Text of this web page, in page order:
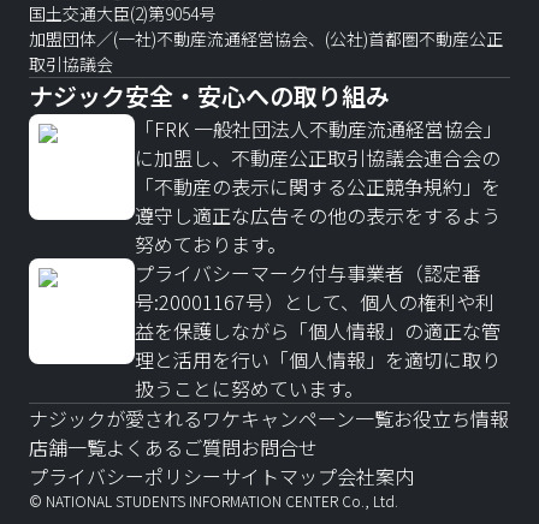
国土交通大臣(2)第9054号
加盟団体／(一社)不動産流通経営協会、(公社)首都圏不動産公正
取引協議会
ナジック安全・安心への取り組み
「FRK 一般社団法人不動産流通経営協会」
に加盟し、不動産公正取引協議会連合会の
「不動産の表示に関する公正競争規約」を
遵守し適正な広告その他の表示をするよう
努めております。
プライバシーマーク付与事業者（認定番
号:20001167号）として、個人の権利や利
益を保護しながら「個人情報」の適正な管
理と活用を行い「個人情報」を適切に取り
扱うことに努めています。
ナジックが愛されるワケキャンペーン一覧お役立ち情報
店舗一覧よくあるご質問お問合せ
プライバシーポリシーサイトマップ会社案内
© NATIONAL STUDENTS INFORMATION CENTER Co., Ltd.